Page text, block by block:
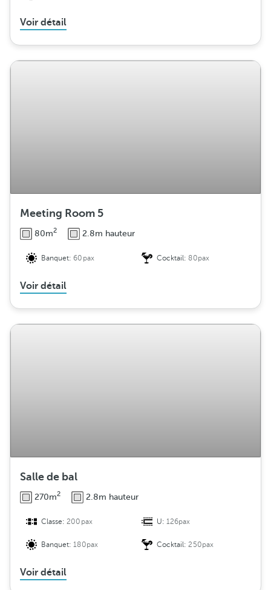
Voir détail
Meeting Room 5
80m2 2.8m hauteur
Banquet:60pax Cocktail:80pax
Voir détail
Salle de bal
270m2 2.8m hauteur
Classe:200pax U:126pax
Banquet:180pax Cocktail:250pax
Voir détail